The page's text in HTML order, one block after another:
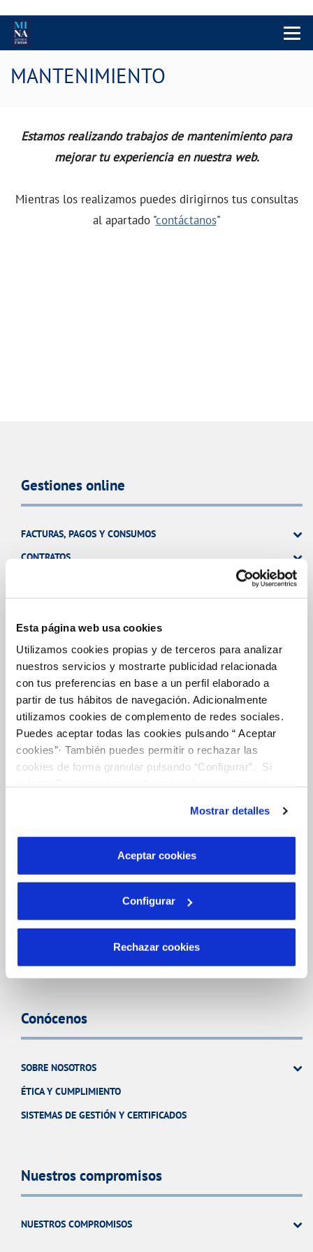
Esta página web usa cookies
Utilizamos cookies propias y de terceros para analizar
nuestros servicios y mostrarte publicidad relacionada
con tus preferencias en base a un perfil elaborado a
partir de tus hábitos de navegación. Adicionalmente
utilizamos cookies de complemento de redes sociales.
Puedes aceptar todas las cookies pulsando “ Aceptar
cookies”· También puedes permitir o rechazar las
cookies de forma granular pulsando “Configurar”. Si
son indispensables para que el sitio web funcione y que
por tanto no se pueden desactivar. Puedes consultar
más información en nuestraPolítica de Cookies
Mostrar detalles
Aceptar cookies
Configurar
Rechazar cookies
Menu
MANTENIMIENTO
Estamos realizando trabajos de mantenimiento para
mejorar tu experiencia en nuestra web.
Mientras los realizamos puedes dirigirnos tus consultas
al apartado "contáctanos"
Gestiones online
FACTURAS, PAGOS Y CONSUMOS
CONTRATOS
TODAS LAS GESTIONES
Tu Servicio
FACTURAS Y PRECIOS
Conócenos
SOBRE NOSOTROS
ÉTICA Y CUMPLIMIENTO
SISTEMAS DE GESTIÓN Y CERTIFICADOS
Nuestros compromisos
NUESTROS COMPROMISOS